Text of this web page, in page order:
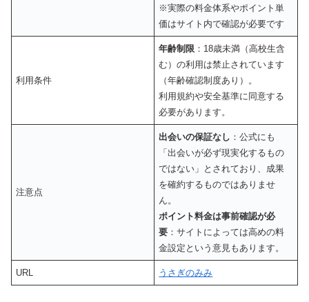
※実際の料金体系やポイント単
価はサイト内で確認が必要です
利用条件
年齢制限 ：18歳未満（高校生含
む）の利用は禁止されています
（年齢確認制度あり）。
利用規約や安全基準に同意する
必要があります。
注意点
出会いの保証なし ：公式にも
「出会いが必ず現実化するもの
ではない」とされており、成果
を確約するものではありませ
ん。
ポイント料金は事前確認が必
要 ：サイトによっては高めの料
金設定という意見もあります。
URL うさぎのみみ